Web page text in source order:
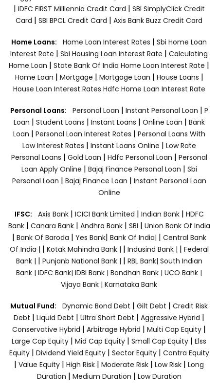
| IDFC FIRST Milllennia Credit Card | SBI SimplyClick Credit
Card | SBI BPCL Credit Card | Axis Bank Buzz Credit Card
Home Loans: Home Loan Interest Rates | Sbi Home Loan
Interest Rate | Sbi Housing Loan Interest Rate | Calculating
Home Loan | State Bank Of India Home Loan Interest Rate |
Home Loan | Mortgage | Mortgage Loan | House Loans |
House Loan Interest Rates Hdfc Home Loan Interest Rate
Personal Loans: Personal Loan | Instant Personal Loan | P
Loan | Student Loans | Instant Loans | Online Loan | Bank
Loan | Personal Loan Interest Rates | Personal Loans With
Low Interest Rates | Instant Loans Online | Low Rate
Personal Loans | Gold Loan | Hdfc Personal Loan | Personal
Loan Apply Online | Bajaj Finance Personal Loan | Sbi
Personal Loan | Bajaj Finance Loan | Instant Personal Loan
Online
IFSC: Axis Bank | ICICI Bank Limited | Indian Bank | HDFC
Bank| Canara Bank | Andhra Bank| SBI | Union Bank Of India
| Bank Of Baroda | Yes Bank| Bank Of India| | Central Bank
Of India | | Kotak Mahindra Bank | | Indusind Bank | | Federal
Bank | | Punjanb National Bank | | RBL Bank| South Indian
Bank | IDFC Bank| IDBI Bank | Bandhan Bank | UCO Bank |
Vijaya Bank | Karnataka Bank
Mutual Fund: Dynamic Bond Debt | Gilt Debt | Credit Risk
Debt | Liquid Debt | Ultra Short Debt | Aggressive Hybrid |
Conservative Hybrid | Arbitrage Hybrid | Multi Cap Equity |
Large Cap Equity | Mid Cap Equity | Small Cap Equity | Elss
Equity| Dividend Yield Equity| Sector Equity | Contra Equity
| Value Equity | High Risk | Moderate Risk | Low Risk | Long
Duration | Medium Duration | Low Duration